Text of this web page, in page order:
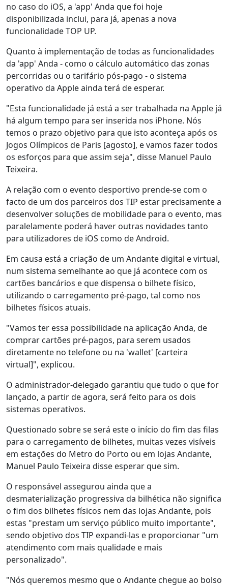
no caso do iOS, a 'app' Anda que foi hoje
disponibilizada inclui, para já, apenas a nova
funcionalidade TOP UP.
Quanto à implementação de todas as funcionalidades
da 'app' Anda - como o cálculo automático das zonas
percorridas ou o tarifário pós-pago - o sistema
operativo da Apple ainda terá de esperar.
"Esta funcionalidade já está a ser trabalhada na Apple já
há algum tempo para ser inserida nos iPhone. Nós
temos o prazo objetivo para que isto aconteça após os
Jogos Olímpicos de Paris [agosto], e vamos fazer todos
os esforços para que assim seja", disse Manuel Paulo
Teixeira.
A relação com o evento desportivo prende-se com o
facto de um dos parceiros dos TIP estar precisamente a
desenvolver soluções de mobilidade para o evento, mas
paralelamente poderá haver outras novidades tanto
para utilizadores de iOS como de Android.
Em causa está a criação de um Andante digital e virtual,
num sistema semelhante ao que já acontece com os
cartões bancários e que dispensa o bilhete físico,
utilizando o carregamento pré-pago, tal como nos
bilhetes físicos atuais.
"Vamos ter essa possibilidade na aplicação Anda, de
comprar cartões pré-pagos, para serem usados
diretamente no telefone ou na 'wallet' [carteira
virtual]", explicou.
O administrador-delegado garantiu que tudo o que for
lançado, a partir de agora, será feito para os dois
sistemas operativos.
Questionado sobre se será este o início do fim das filas
para o carregamento de bilhetes, muitas vezes visíveis
em estações do Metro do Porto ou em lojas Andante,
Manuel Paulo Teixeira disse esperar que sim.
O responsável assegurou ainda que a
desmaterialização progressiva da bilhética não significa
o fim dos bilhetes físicos nem das lojas Andante, pois
estas "prestam um serviço público muito importante",
sendo objetivo dos TIP expandi-las e proporcionar "um
atendimento com mais qualidade e mais
personalizado".
"Nós queremos mesmo que o Andante chegue ao bolso